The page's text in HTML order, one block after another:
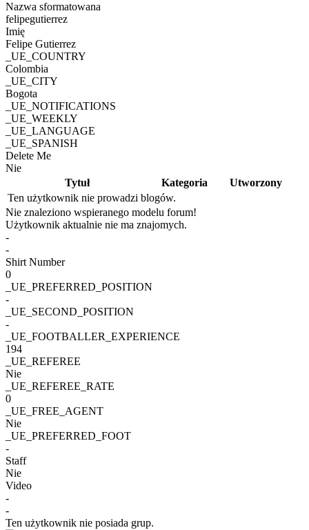
Nazwa sformatowana
felipegutierrez
Imię
Felipe Gutierrez
_UE_COUNTRY
Colombia
_UE_CITY
Bogota
_UE_NOTIFICATIONS
_UE_WEEKLY
_UE_LANGUAGE
_UE_SPANISH
Delete Me
Nie
Tytuł
Kategoria
Utworzony
Ten użytkownik nie prowadzi blogów.
Nie znaleziono wspieranego modelu forum!
Użytkownik aktualnie nie ma znajomych.
-
-
Shirt Number
0
_UE_PREFERRED_POSITION
-
_UE_SECOND_POSITION
-
_UE_FOOTBALLER_EXPERIENCE
194
_UE_REFEREE
Nie
_UE_REFEREE_RATE
0
_UE_FREE_AGENT
Nie
_UE_PREFERRED_FOOT
-
Staff
Nie
Video
-
-
Ten użytkownik nie posiada grup.